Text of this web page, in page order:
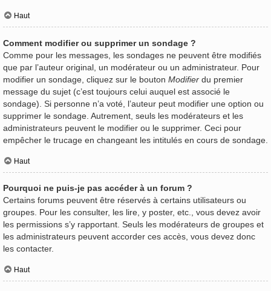
Haut
Comment modifier ou supprimer un sondage ?
Comme pour les messages, les sondages ne peuvent être modifiés
que par l’auteur original, un modérateur ou un administrateur. Pour
modifier un sondage, cliquez sur le bouton Modifier du premier
message du sujet (c’est toujours celui auquel est associé le
sondage). Si personne n’a voté, l’auteur peut modifier une option ou
supprimer le sondage. Autrement, seuls les modérateurs et les
administrateurs peuvent le modifier ou le supprimer. Ceci pour
empêcher le trucage en changeant les intitulés en cours de sondage.
Haut
Pourquoi ne puis-je pas accéder à un forum ?
Certains forums peuvent être réservés à certains utilisateurs ou
groupes. Pour les consulter, les lire, y poster, etc., vous devez avoir
les permissions s’y rapportant. Seuls les modérateurs de groupes et
les administrateurs peuvent accorder ces accès, vous devez donc
les contacter.
Haut